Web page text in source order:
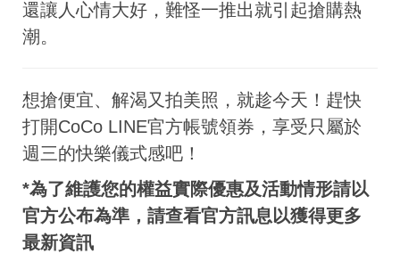
還讓人心情大好，難怪一推出就引起搶購熱
潮。
想搶便宜、解渴又拍美照，就趁今天！趕快
打開CoCo LINE官方帳號領券，享受只屬於
週三的快樂儀式感吧！
*為了維護您的權益實際優惠及活動情形請以
官方公布為準，請查看官方訊息以獲得更多
最新資訊